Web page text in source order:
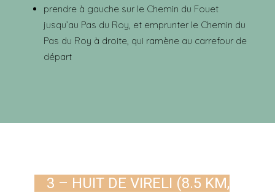
prendre à gauche sur le Chemin du Fouet
jusqu’au Pas du Roy, et emprunter le Chemin du
Pas du Roy à droite, qui ramène au carrefour de
départ
3 – HUIT DE VIRELI (8.5 KM,